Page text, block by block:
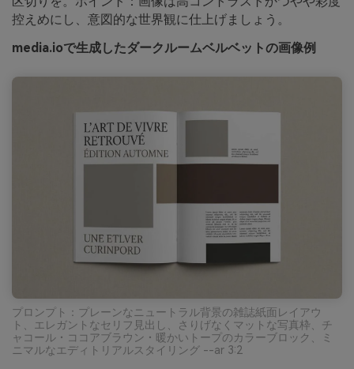
控えめにし、意図的な世界観に仕上げましょう。
media.ioで生成したダークルームベルベットの画像例
プロンプト：プレーンなニュートラル背景の雑誌紙面レイアウ
ト、エレガントなセリフ見出し、さりげなくマットな写真枠、チ
ャコール・ココアブラウン・暖かいトープのカラーブロック、ミ
ニマルなエディトリアルスタイリング --ar 3:2